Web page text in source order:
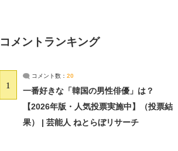
コメントランキング
1
コメント数： 20
一番好きな「韓国の男性俳優」は？
【2026年版・人気投票実施中】（投票結
果） | 芸能人 ねとらぼリサーチ